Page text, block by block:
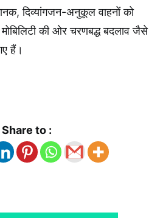
दिव्यांगजन-अनुकूल वाहनों को
की ओर चरणबद्ध बदलाव जैसे
हैं।
Share to :